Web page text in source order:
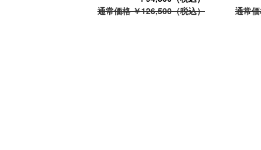
通常価格 ￥126,500（税込）
通常